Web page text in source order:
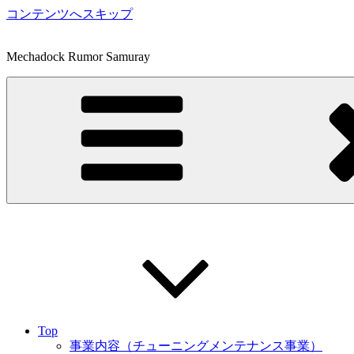
コンテンツへスキップ
Mechadock Rumor Samuray
Top
事業内容（チューニングメンテナンス事業）